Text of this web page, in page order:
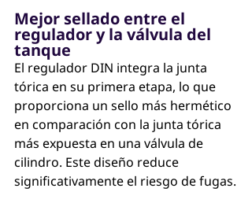
Mejor sellado entre el
regulador y la válvula del
tanque
El regulador DIN integra la junta
tórica en su primera etapa, lo que
proporciona un sello más hermético
en comparación con la junta tórica
más expuesta en una válvula de
cilindro. Este diseño reduce
significativamente el riesgo de fugas.